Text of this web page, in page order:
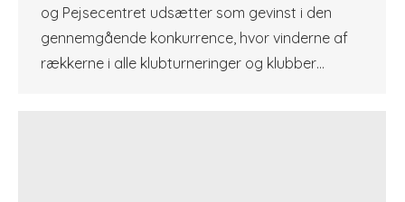
og Pejsecentret udsætter som gevinst i den
gennemgående konkurrence, hvor vinderne af
rækkerne i alle klubturneringer og klubber…